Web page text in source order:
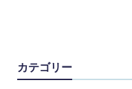
カテゴリー